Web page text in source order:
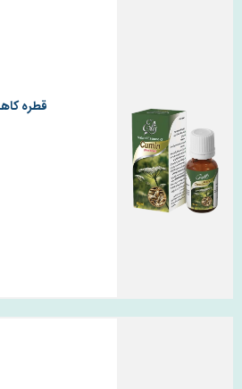
قطره